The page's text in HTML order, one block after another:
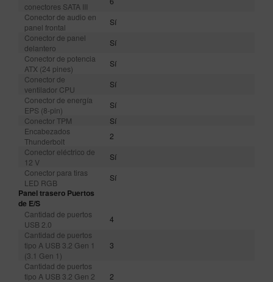
conectores SATA III
Conector de audio en
panel frontal
Sí
Conector de panel
delantero
Sí
Conector de potencia
ATX (24 pines)
Sí
Conector de
ventilador CPU
Sí
Conector de energía
EPS (8-pin)
Sí
Conector TPM
Sí
Encabezados
Thunderbolt
2
Conector eléctrico de
12 V
Sí
Conector para tiras
LED RGB
Sí
Panel trasero Puertos
de E/S
Cantidad de puertos
USB 2.0
4
Cantidad de puertos
tipo A USB 3.2 Gen 1
(3.1 Gen 1)
3
Cantidad de puertos
tipo A USB 3.2 Gen 2
2